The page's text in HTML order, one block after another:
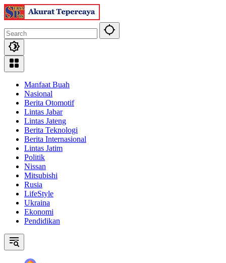
Skip
to
Manfaat Buah
Nasional
Berita Otomotif
Lintas Jabar
Lintas Jateng
Berita Teknologi
Berita Internasional
Lintas Jatim
Politik
Nissan
Mitsubishi
Rusia
LifeStyle
Ukraina
Ekonomi
Pendidikan